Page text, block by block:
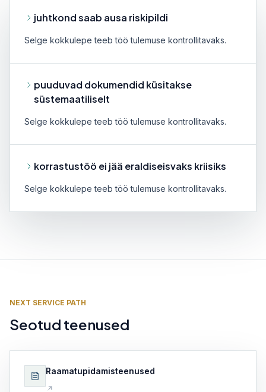
juhtkond saab ausa riskipildi
Selge kokkulepe teeb töö tulemuse kontrollitavaks.
puuduvad dokumendid küsitakse
süstemaatiliselt
Selge kokkulepe teeb töö tulemuse kontrollitavaks.
korrastustöö ei jää eraldiseisvaks kriisiks
Selge kokkulepe teeb töö tulemuse kontrollitavaks.
NEXT SERVICE PATH
Seotud teenused
Raamatupidamisteenused